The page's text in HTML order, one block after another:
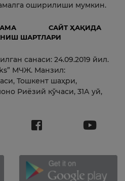
оширилиши мумкин.
САЙТ ҲАҚИДА
ШАРТЛАРИ
санаси: 24.09.2019 йил.
МЧЖ. Манзил:
Тошкент шаҳри,
Риёзий кўчаси, 31А уй,